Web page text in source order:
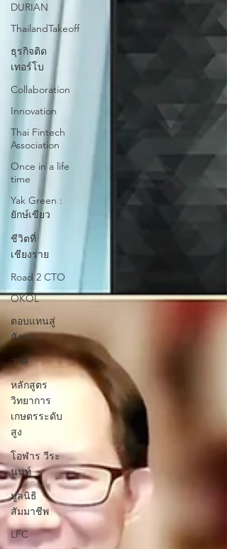
DURIAN
ThailandTakeoff
ธุรกิจติด
เทอร์โบ
Collaboration
Innovation
Thai Fintech
Association
Once in a life
time
Yak Green :
ยักษ์เขียว
ชีวิตที่
เชียงราย
Road 2 CTO
OKOL
ตอบแทนสู่
สังคม
วกส
หลักสูตร
วิทยาการ
เกษตรระดับ
สูง
โอฬาร วีระ
นนท์
มูลนิธิ
สัมมาชีพ
LFC